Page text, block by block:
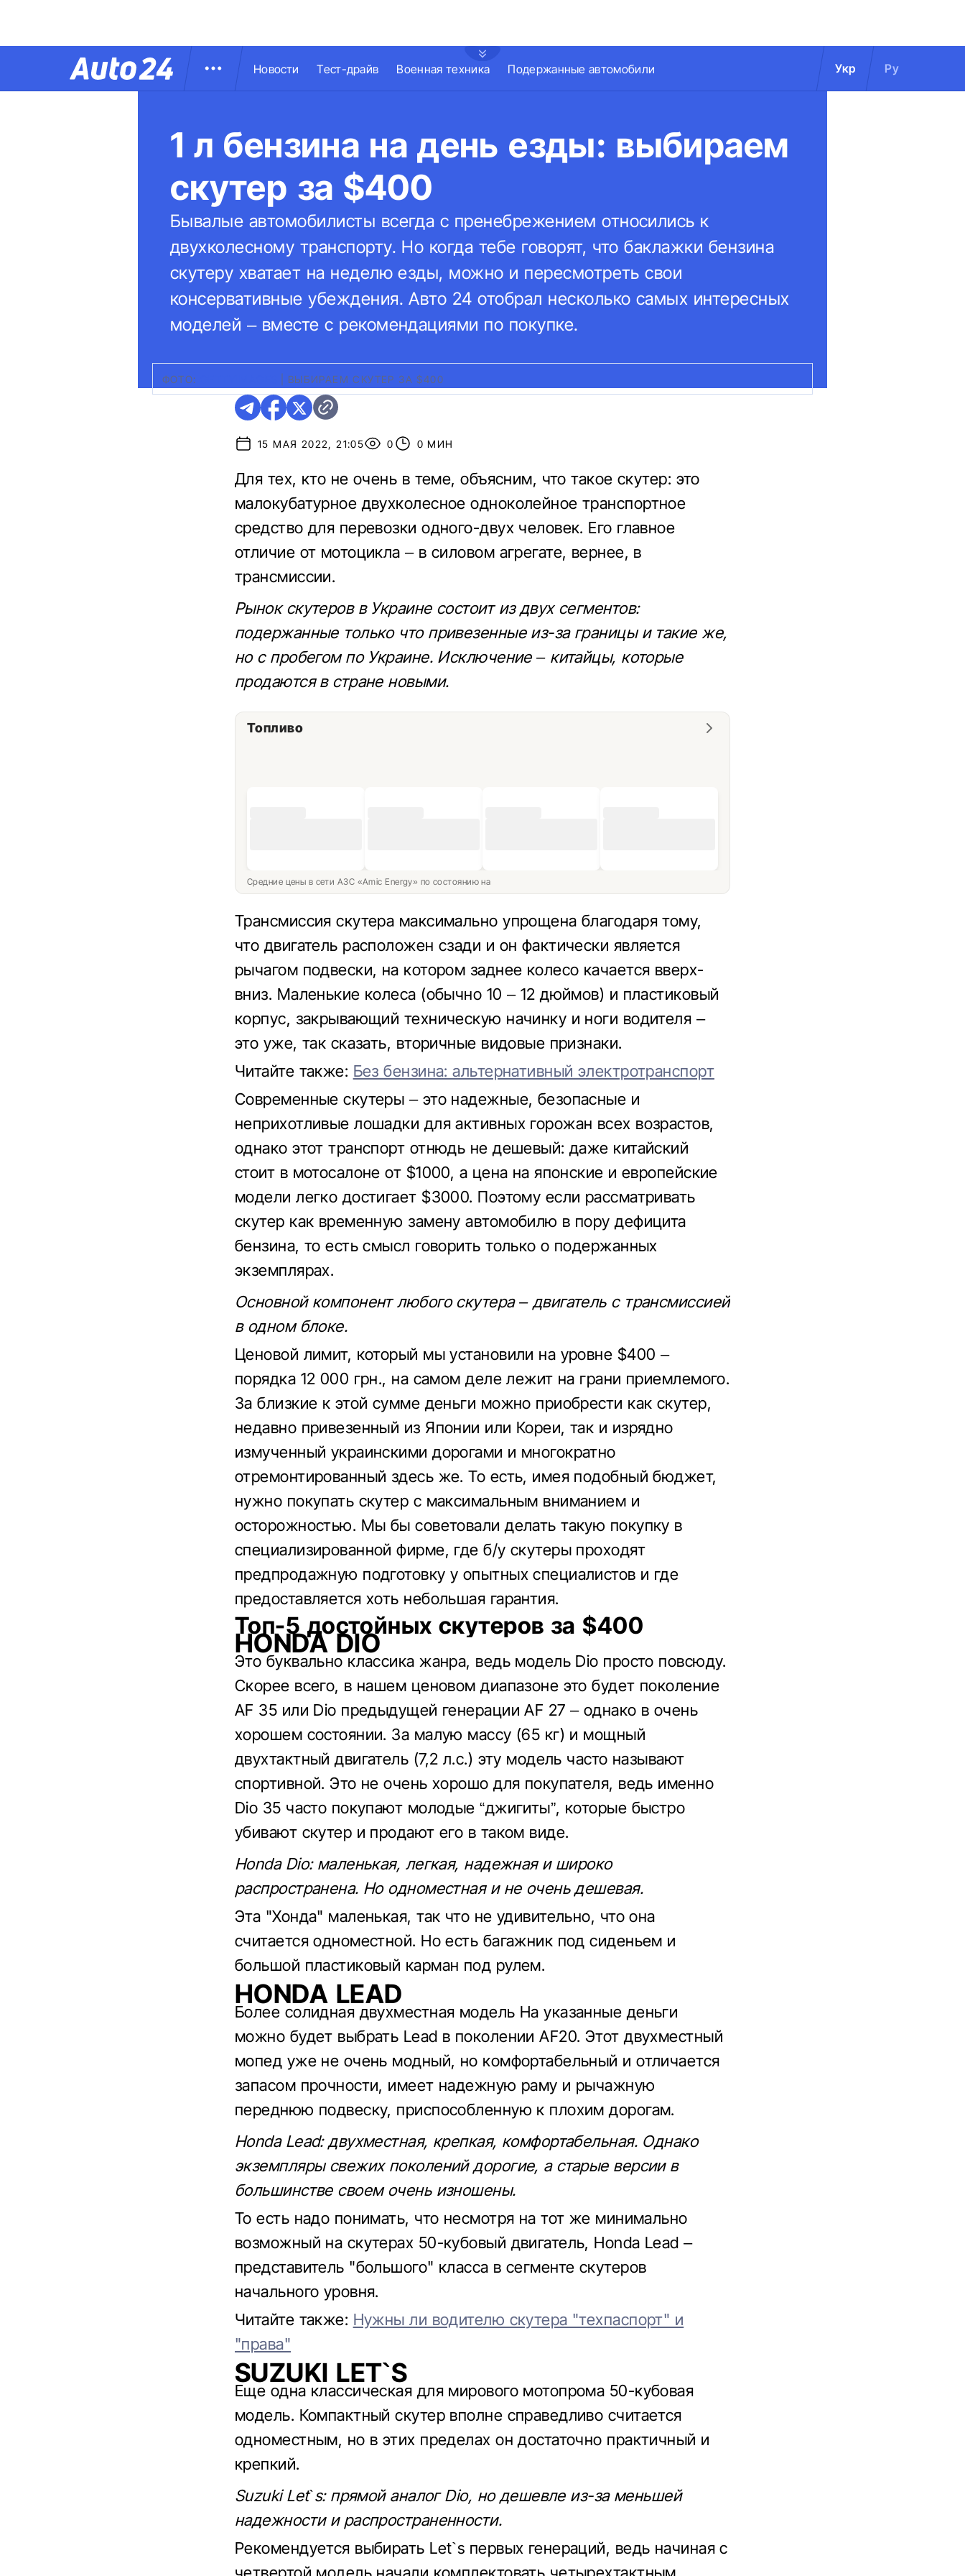
Новости Тест-драйв Военная техника Подержанные автомобили Укр Ру
1 л бензина на день езды: выбираем
скутер за $400
Бывалые автомобилисты всегда с пренебрежением относились к
двухколесному транспорту. Но когда тебе говорят, что баклажки бензина
скутеру хватает на неделю езды, можно и пересмотреть свои
консервативные убеждения. Авто 24 отобрал несколько самых интересных
моделей – вместе с рекомендациями по покупке.
ФОТО: ВЫБИРАЕМ СКУТЕР ЗА $400
15 МАЯ 2022, 21:05 0 0 МИН
Для тех, кто не очень в теме, объясним, что такое скутер: это
малокубатурное двухколесное одноколейное транспортное
средство для перевозки одного-двух человек. Его главное
отличие от мотоцикла – в силовом агрегате, вернее, в
трансмиссии.
Рынок скутеров в Украине состоит из двух сегментов:
подержанные только что привезенные из-за границы и такие же,
но с пробегом по Украине. Исключение – китайцы, которые
продаются в стране новыми.
Топливо
Средние цены в сети АЗС «Amic Energy» по состоянию на
Трансмиссия скутера максимально упрощена благодаря тому,
что двигатель расположен сзади и он фактически является
рычагом подвески, на котором заднее колесо качается вверх-
вниз. Маленькие колеса (обычно 10 – 12 дюймов) и пластиковый
корпус, закрывающий техническую начинку и ноги водителя –
это уже, так сказать, вторичные видовые признаки.
Читайте также: Без бензина: альтернативный электротранспорт
Современные скутеры – это надежные, безопасные и
неприхотливые лошадки для активных горожан всех возрастов,
однако этот транспорт отнюдь не дешевый: даже китайский
стоит в мотосалоне от $1000, а цена на японские и европейские
модели легко достигает $3000. Поэтому если рассматривать
скутер как временную замену автомобилю в пору дефицита
бензина, то есть смысл говорить только о подержанных
экземплярах.
Основной компонент любого скутера – двигатель с трансмиссией
в одном блоке.
Ценовой лимит, который мы установили на уровне $400 –
порядка 12 000 грн., на самом деле лежит на грани приемлемого.
За близкие к этой сумме деньги можно приобрести как скутер,
недавно привезенный из Японии или Кореи, так и изрядно
измученный украинскими дорогами и многократно
отремонтированный здесь же. То есть, имея подобный бюджет,
нужно покупать скутер с максимальным вниманием и
осторожностью. Мы бы советовали делать такую ​​покупку в
специализированной фирме, где б/у скутеры проходят
предпродажную подготовку у опытных специалистов и где
предоставляется хоть небольшая гарантия.
Топ-5 достойных скутеров за $400
HONDA DIO
Это буквально классика жанра, ведь модель Dio просто повсюду.
Скорее всего, в нашем ценовом диапазоне это будет поколение
AF 35 или Dio предыдущей генерации AF 27 – однако в очень
хорошем состоянии. За малую массу (65 кг) и мощный
двухтактный двигатель (7,2 л.с.) эту модель часто называют
спортивной. Это не очень хорошо для покупателя, ведь именно
Dio 35 часто покупают молодые “джигиты”, которые быстро
убивают скутер и продают его в таком виде.
Honda Dio: маленькая, легкая, надежная и широко
распространена. Но одноместная и не очень дешевая.
Эта "Хонда" маленькая, так что не удивительно, что она
считается одноместной. Но есть багажник под сиденьем и
большой пластиковый карман под рулем.
HONDA LEAD
Более солидная двухместная модель На указанные деньги
можно будет выбрать Lead в поколении AF20. Этот двухместный
мопед уже не очень модный, но комфортабельный и отличается
запасом прочности, имеет надежную раму и рычажную
переднюю подвеску, приспособленную к плохим дорогам.
Honda Lead: двухместная, крепкая, комфортабельная. Однако
экземпляры свежих поколений дорогие, а старые версии в
большинстве своем очень изношены.
То есть надо понимать, что несмотря на тот же минимально
возможный на скутерах 50-кубовый двигатель, Honda Lead –
представитель "большого" класса в сегменте скутеров
начального уровня.
Читайте также: Нужны ли водителю скутера "техпаспорт" и
"права"
SUZUKI LET`S
Еще одна классическая для мирового мотопрома 50-кубовая
модель. Компактный скутер вполне справедливо считается
одноместным, но в этих пределах он достаточно практичный и
крепкий.
Suzuki Let`s: прямой аналог Dio, но дешевле из-за меньшей
надежности и распространенности.
Рекомендуется выбирать Let`s первых генераций, ведь начиная с